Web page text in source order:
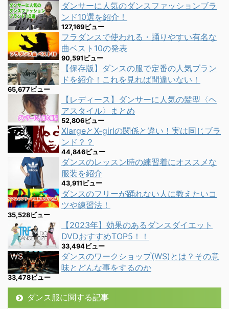
ダンサーに人気のダンスファッションブラ
ンド10選を紹介！
127,169ビュー
フラダンスで使われる・踊りやすい有名な
曲ベスト10の発表
90,591ビュー
【保存版】ダンスの服で定番の人気ブラン
ドを紹介！これを見れば間違いない！
65,677ビュー
【レディース】ダンサーに人気の髪型〈ヘ
アスタイル〉まとめ
52,806ビュー
XlargeとX-girlの関係と違い！実は同じブラ
ンド？？
44,846ビュー
ダンスのレッスン時の練習着にオススメな
服装を紹介
43,911ビュー
ダンスのフリーが踊れない人に教えたいコ
ツや練習法！
35,528ビュー
【2023年】効果のあるダンスダイエット
DVDおすすめTOP5！！
33,494ビュー
ダンスのワークショップ(WS)とは？その意
味とどんな事をするのか
33,478ビュー
ダンス服に関する記事